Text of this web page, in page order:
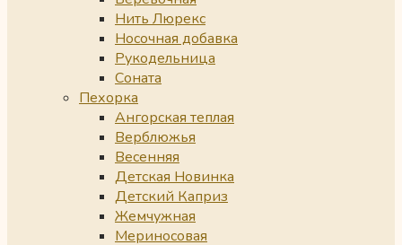
Нить Люрекс
Носочная добавка
Рукодельница
Соната
Пехорка
Ангорская теплая
Верблюжья
Весенняя
Детская Новинка
Детский Каприз
Жемчужная
Мериносовая